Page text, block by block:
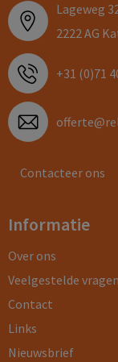
Lageweg
2222 AG
+31 (0)71
Contacteer ons
Informatie
Over ons
Veelgestelde vragen
Contact
Links
Nieuwsbrief